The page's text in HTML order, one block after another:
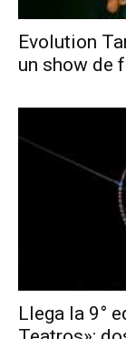
Evolution
un show de
Llega la 9°